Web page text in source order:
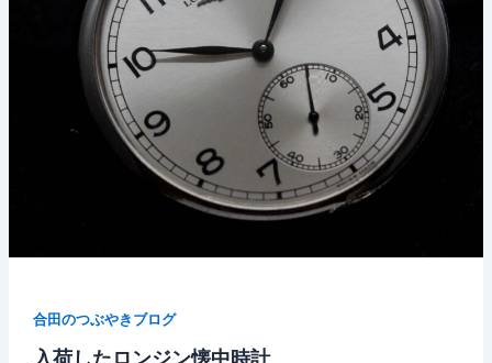
合田のつぶやきブログ
入荷したロンジン懐中時計